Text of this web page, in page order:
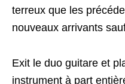
terreux que les
nouveaux arrivants
Exit le duo guitare et
instrument à part